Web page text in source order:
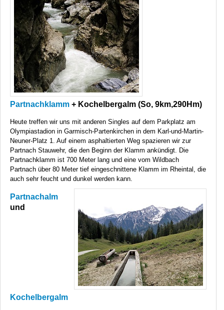
Partnachklamm + Kochelbergalm (So, 9km,290Hm)
Heute treffen wir uns mit anderen Singles auf dem Parkplatz am
Olympiastadion in Garmisch-Partenkirchen in dem Karl-und-Martin-
Neuner-Platz 1. Auf einem asphaltierten Weg spazieren wir zur
Partnach Stauwehr, die den Beginn der Klamm ankündigt. Die
Partnachklamm ist 700 Meter lang und eine vom Wildbach
Partnach über 80 Meter tief eingeschnittene Klamm im Rheintal, die
auch sehr feucht und dunkel werden kann.
Partnachalm
und
Kochelbergalm